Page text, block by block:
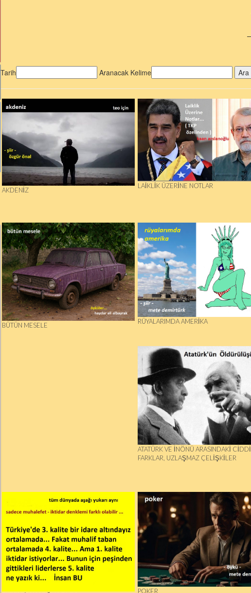
Tarih Aranacak Kelime Ara
AKDENIZ
LAIKLIK ÜZERINE NOTLAR
BÜTÜN MESELE
RÜYALARIMDA AMERIKA
ATATÜRK VE İNÖNÜ ARASINDAKİ CİDDİ
FARKLAR, UZLAŞMAZ ÇELİŞKİLER
POKER